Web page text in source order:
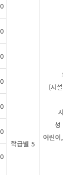
학급별 5
(시설
시
성
어린이,